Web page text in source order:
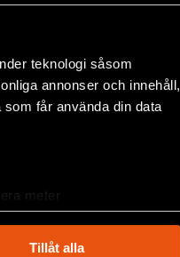
teknologi såsom
annonser och innehåll,
får använda din data
meter
. Du kan ändra
Tillåt alla